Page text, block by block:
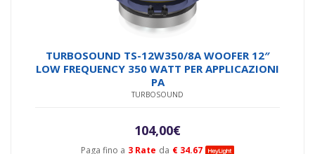
Paga fino a 3 Rate da € 34.67
TURBOSOUND TS-12W350/8A WOOFER 12″
LOW FREQUENCY 350 WATT PER APPLICAZIONI
PA
TURBOSOUND
104,00€